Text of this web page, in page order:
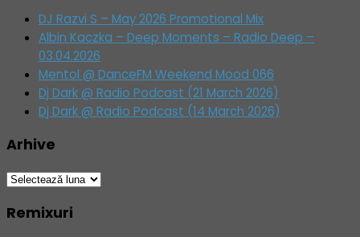
DJ Razvi S – May 2026 Promotional Mix
Albin Kaczka – Deep Moments – Radio Deep –
03.04.2026
Mentol @ DanceFM Weekend Mood 066
Dj Dark @ Radio Podcast (21 March 2026)
Dj Dark @ Radio Podcast (14 March 2026)
Arhive
Arhive
Remixuri